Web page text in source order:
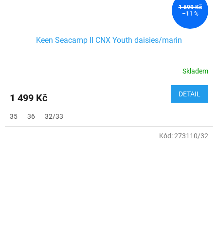
1 699 Kč
–11 %
Keen Seacamp II CNX Youth daisies/marin
Skladem
1 499 Kč DETAIL
35 36 32/33
Kód:273110/32